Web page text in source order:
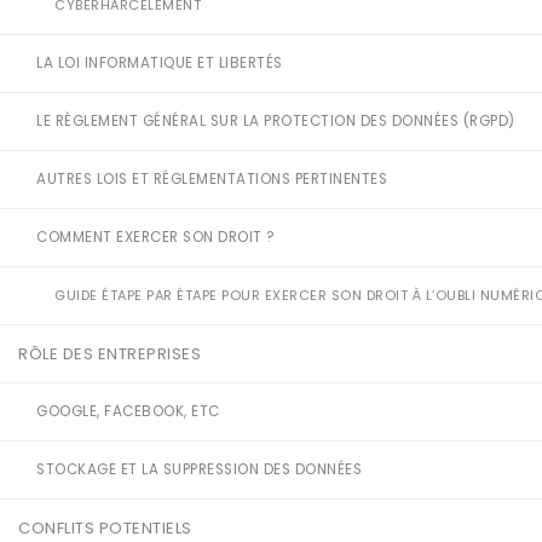
CYBERHARCÈLEMENT
LA LOI INFORMATIQUE ET LIBERTÉS
LE RÈGLEMENT GÉNÉRAL SUR LA PROTECTION DES DONNÉES (RGPD)
AUTRES LOIS ET RÉGLEMENTATIONS PERTINENTES
COMMENT EXERCER SON DROIT ?
GUIDE ÉTAPE PAR ÉTAPE POUR EXERCER SON DROIT À L’OUBLI
RÔLE DES ENTREPRISES
GOOGLE, FACEBOOK, ETC
STOCKAGE ET LA SUPPRESSION DES DONNÉES
CONFLITS POTENTIELS